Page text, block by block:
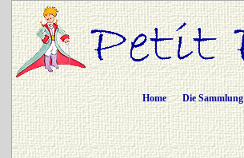
Home Die Sammlung